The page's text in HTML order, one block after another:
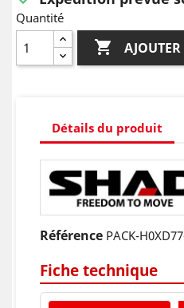
Quantité

Détails du produit
Référence PACK-
Fiche technique